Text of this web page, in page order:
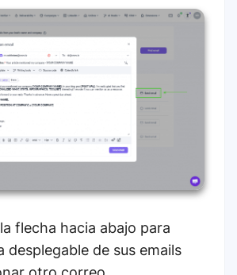
flecha hacia abajo para
desplegable de sus emails